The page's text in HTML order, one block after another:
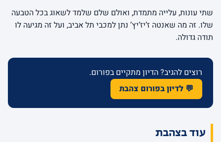
שתי עונות, עלייה מתמדת, ואולם שלם שלמד לשאוג בכל הטבעה
שלו. זה מה שאנטה ז’יז’יץ’ נתן למכבי תל אביב, ועל זה מגיעה לו
תודה גדולה.
רוצים להגיב? הדיון מתקיים בפורום.
💬 לדיון בפורום צהבת
עוד בצהבת